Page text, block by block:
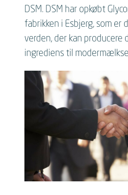
DSM. DSM har opkøbt
fabrikken i Esbjerg, som er
verden, der kan producere
ingrediens til